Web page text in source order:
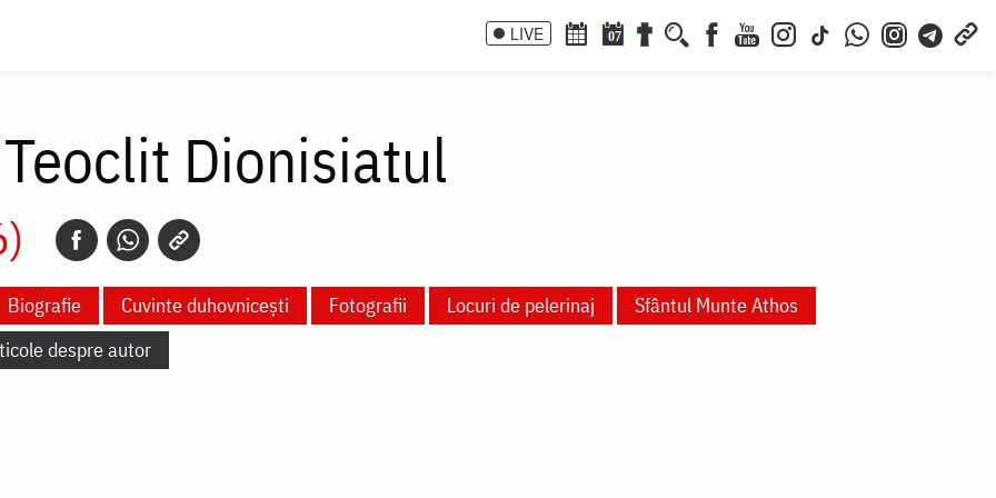
LIVE 07
Dionisiatul
Biografie Cuvinte duhovnicești Fotografii Locuri de pelerinaj
Sfântul Munte Athos
despre autor